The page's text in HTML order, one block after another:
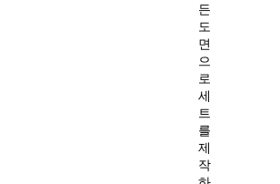
든
도
면
으
로
세
트
를
제
작